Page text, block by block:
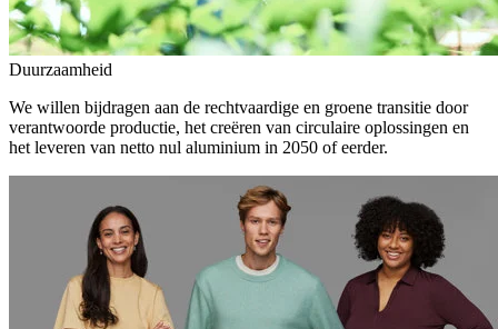
Duurzaamheid
We willen bijdragen aan de rechtvaardige en groene transitie door
verantwoorde productie, het creëren van circulaire oplossingen en
het leveren van netto nul aluminium in 2050 of eerder.